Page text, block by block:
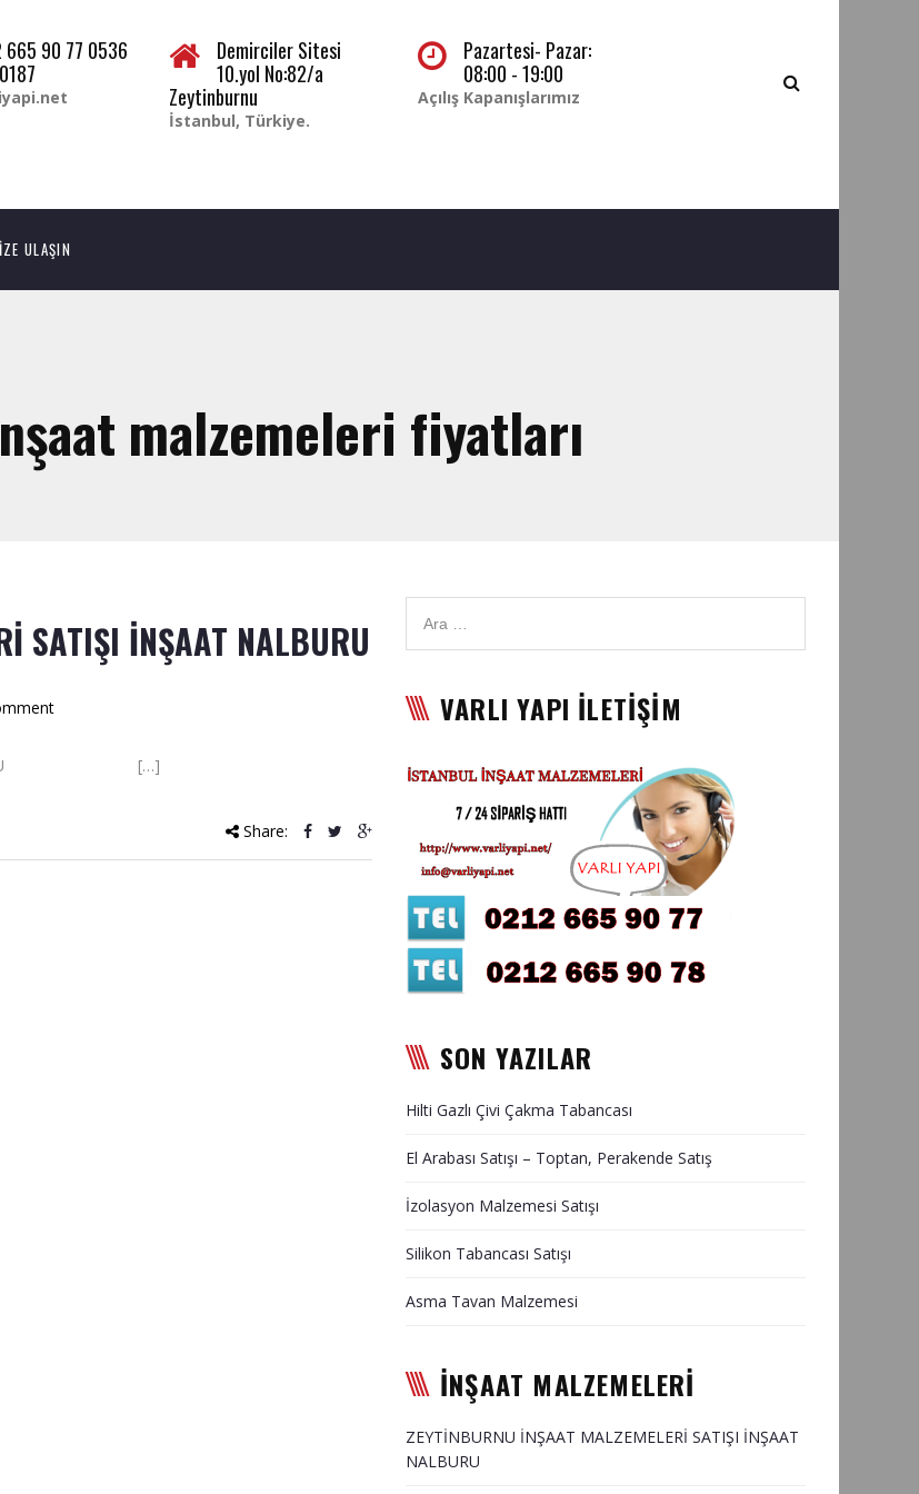
665 90 77 0536
Demirciler Sitesi
10.yol No:82/a
Zeytinburnu
İstanbul, Türkiye.
Pazartesi- Pazar:
08:00 - 19:00
Açılış Kapanışlarımız
ULAŞIN
malzemeleri fiyatları
SATIŞI İNŞAAT NALBURU
NALBURU […]
Share:
VARLI YAPI İLETİŞİM
SON YAZILAR
Hilti Gazlı Çivi Çakma Tabancası
El Arabası Satışı – Toptan, Perakende Satış
İzolasyon Malzemesi Satışı
Silikon Tabancası Satışı
Asma Tavan Malzemesi
İNŞAAT MALZEMELERİ
ZEYTİNBURNU İNŞAAT MALZEMELERİ SATIŞI İNŞAAT
NALBURU